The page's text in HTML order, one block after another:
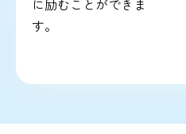
に励むことができま
す。